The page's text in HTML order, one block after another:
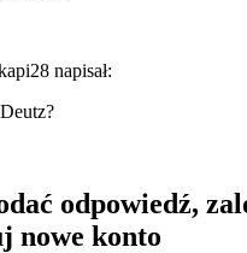
napisał:
odpowiedź,
nowe konto